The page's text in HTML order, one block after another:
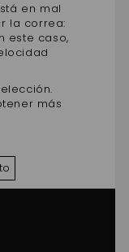
en mal
la correa:
este caso,
más